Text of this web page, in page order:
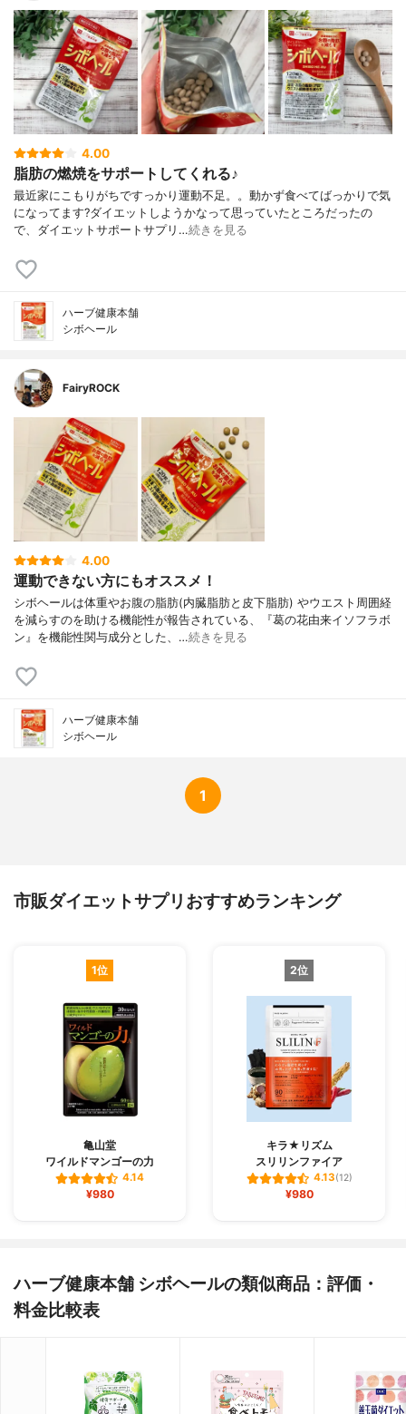
4.00
脂肪の燃焼をサポートしてくれる♪
最近家にこもりがちですっかり運動不足。。動かず食べてばっかりで気
になってます?ダイエットしようかなって思っていたところだったの
で、ダイエットサポートサプリ…続きを見る
ハーブ健康本舗
シボヘール
FairyROCK
4.00
運動できない方にもオススメ！
シボヘールは体重やお腹の脂肪(内臓脂肪と皮下脂肪) やウエスト周囲経
を減らすのを助ける機能性が報告されている、『葛の花由来イソフラボ
ン』を機能性関与成分とした、…続きを見る
ハーブ健康本舗
シボヘール
1
市販ダイエットサプリおすすめランキング
1位
亀山堂
ワイルドマンゴーの力
4.14
¥980
2位
キラ★リズム
スリリンファイア
4.13(12)
¥980
ハーブ健康本舗 シボヘールの類似商品：評価・
料金比較表